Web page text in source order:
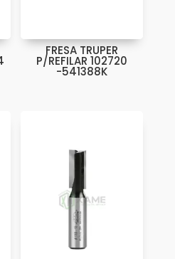
FRESA TRUPER
P/REFILAR 102720
-541388K